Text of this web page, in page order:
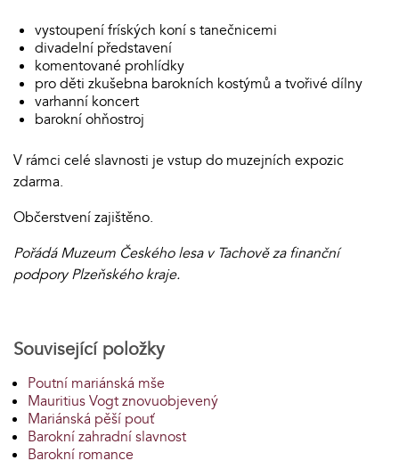
vystoupení fríských koní s tanečnicemi
divadelní představení
komentované prohlídky
pro děti zkušebna barokních kostýmů a tvořivé dílny
varhanní koncert
barokní ohňostroj
V rámci celé slavnosti je vstup do muzejních expozic
zdarma.
Občerstvení zajištěno.
Pořádá Muzeum Českého lesa v Tachově za finanční
podpory Plzeňského kraje.
Související položky
Poutní mariánská mše
Mauritius Vogt znovuobjevený
Mariánská pěší pouť
Barokní zahradní slavnost
Barokní romance